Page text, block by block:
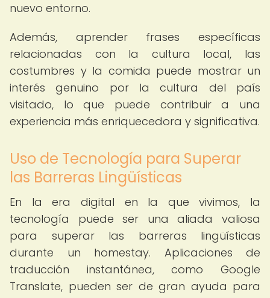
nuevo entorno.
Además, aprender frases específicas
relacionadas con la cultura local, las
costumbres y la comida puede mostrar un
interés genuino por la cultura del país
visitado, lo que puede contribuir a una
experiencia más enriquecedora y significativa.
Uso de Tecnología para Superar
las Barreras Lingüísticas
En la era digital en la que vivimos, la
tecnología puede ser una aliada valiosa
para superar las barreras lingüísticas
durante un homestay. Aplicaciones de
traducción instantánea, como Google
Translate, pueden ser de gran ayuda para